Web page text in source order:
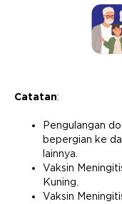
Catatan:
Pengulangan
bepergian ke
lainnya.
Vaksin
Kuning.
Vaksin